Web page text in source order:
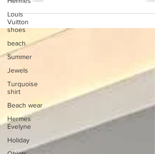
Louis
Vuitton
shoes
beach
Summer
Jewels
Turquoise
shirt
Beach wear
Hermes
Evelyne
Holiday